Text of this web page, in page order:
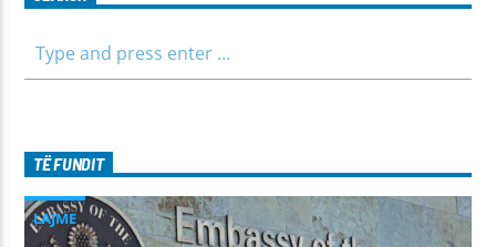
10:00-12:00 Moderatore: Luljeta Beqiri Kontakti: Viber: +383
TË FUNDIT
LAJME